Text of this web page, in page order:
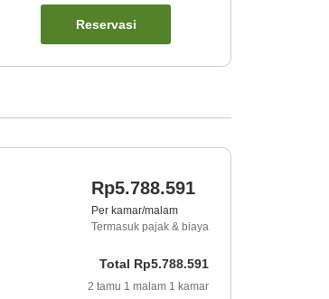
Reservasi
Rp5.788.591
Per kamar/malam
Termasuk pajak & biaya
Total Rp5.788.591
2 tamu 1 malam 1 kamar